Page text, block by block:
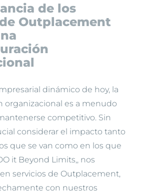
de los
Outplacement
dinámico de hoy, la
organizacional es a menudo
competitivo. Sin
considerar el impacto tanto
que se van como en los que
it Beyond Limits,, nos
servicios de Outplacement,
con nuestros